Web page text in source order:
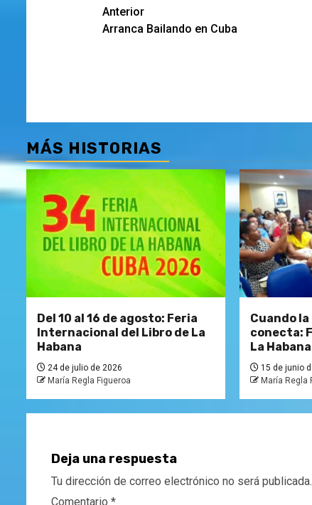
Navegación
de
Anterior
Arranca Bailando en Cuba
MÁS HISTORIAS
Del 10 al 16 de agosto: Feria
Internacional del Libro de La
Habana
24 de julio de 2026
María Regla Figueroa
Cuando
conecta:
La
15 de junio
María Regla
Deja una respuesta
Tu dirección de correo electrónico no será publicada.
Comentario *